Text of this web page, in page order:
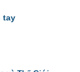
tay